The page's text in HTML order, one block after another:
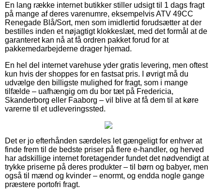
En lang række internet butikker stiller udsigt til 1 dags fragt
på mange af deres varenumre, eksempelvis ATV 49CC
Renegade Blå/Sort, men som imidlertid forudsætter at der
bestilles inden et nøjagtigt klokkeslæt, med det formål at de
garanteret kan nå at få ordren pakket forud for at
pakkemedarbejderne drager hjemad.
En hel del internet varehuse yder gratis levering, men oftest
kun hvis der shoppes for en fastsat pris. I øvrigt må du
udvælge den billigste mulighed for fragt, som i mange
tilfælde – uafhængig om du bor tæt på Fredericia,
Skanderborg eller Faaborg – vil blive at få dem til at køre
varerne til et udleveringssted.
Det er jo efterhånden særdeles let gængeligt for enhver at
finde frem til de bedste priser på flere e-handler, og herved
har adskillige internet foretagender fundet det nødvendigt at
trykke priserne på deres produkter – til børn og babyer, men
også til mænd og kvinder – enormt, og endda nogle gange
præstere portofri fragt.